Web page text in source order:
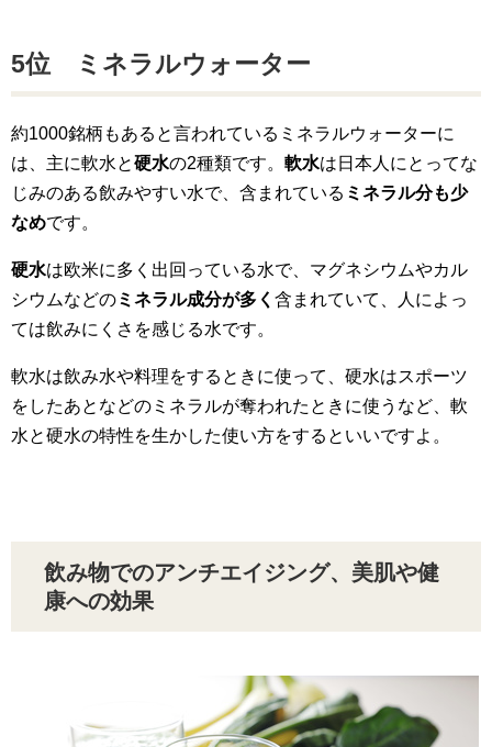
5位 ミネラルウォーター
約1000銘柄もあると言われているミネラルウォーターに
は、主に軟水と硬水の2種類です。 軟水は日本人にとってな
じみのある飲みやすい水で、含まれている ミネラル分も少
なめです。
硬水は欧米に多く出回っている水で、マグネシウムやカル
シウムなどのミネラル成分が多く 含まれていて、人によっ
ては飲みにくさを感じる水です。
軟水は飲み水や料理をするときに使って、硬水はスポーツ
をしたあとなどのミネラルが奪われたときに使うなど、軟
水と硬水の特性を生かした使い方をするといいですよ。
飲み物でのアンチエイジング、美肌や健
康への効果